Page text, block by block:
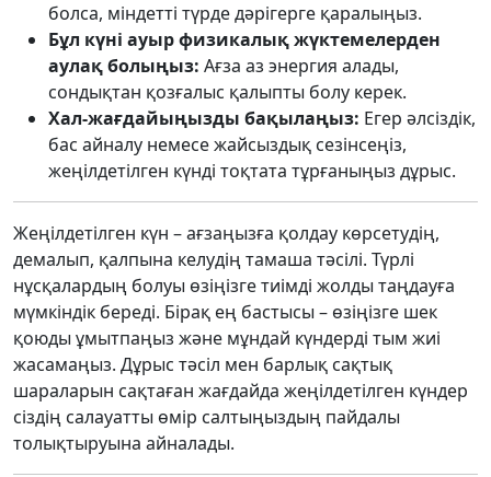
болса, міндетті түрде дәрігерге қаралыңыз.
Бұл күні ауыр физикалық жүктемелерден
аулақ болыңыз: Ағза аз энергия алады,
сондықтан қозғалыс қалыпты болу керек.
Хал-жағдайыңызды бақылаңыз: Егер әлсіздік,
бас айналу немесе жайсыздық сезінсеңіз,
жеңілдетілген күнді тоқтата тұрғаныңыз дұрыс.
Жеңілдетілген күн – ағзаңызға қолдау көрсетудің,
демалып, қалпына келудің тамаша тәсілі. Түрлі
нұсқалардың болуы өзіңізге тиімді жолды таңдауға
мүмкіндік береді. Бірақ ең бастысы – өзіңізге шек
қоюды ұмытпаңыз және мұндай күндерді тым жиі
жасамаңыз. Дұрыс тәсіл мен барлық сақтық
шараларын сақтаған жағдайда жеңілдетілген күндер
сіздің салауатты өмір салтыңыздың пайдалы
толықтыруына айналады.